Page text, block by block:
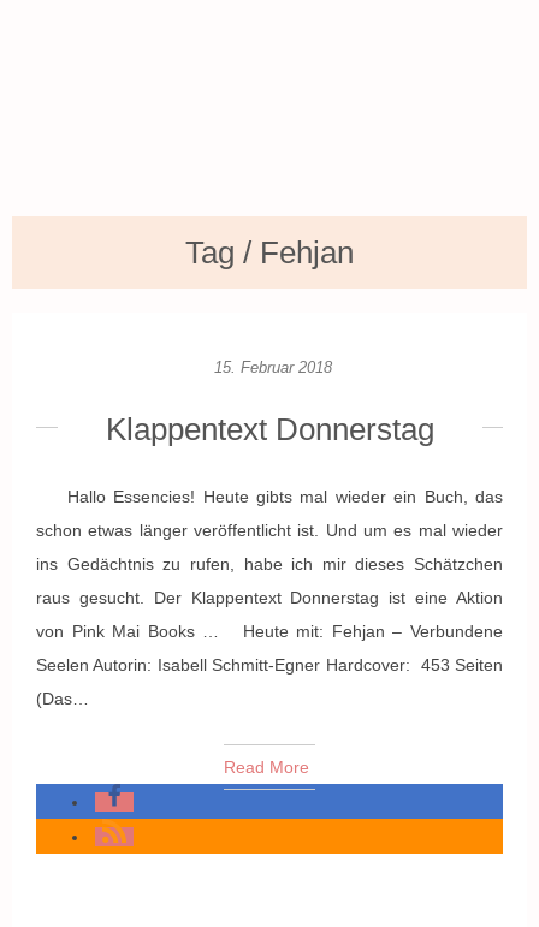
Tag / Fehjan
15. Februar 2018
Klappentext Donnerstag
Hallo Essencies! Heute gibts mal wieder ein Buch, das
schon etwas länger veröffentlicht ist. Und um es mal wieder
ins Gedächtnis zu rufen, habe ich mir dieses Schätzchen
raus gesucht. Der Klappentext Donnerstag ist eine Aktion
von Pink Mai Books … Heute mit: Fehjan – Verbundene
Seelen Autorin: Isabell Schmitt-Egner Hardcover: 453 Seiten
(Das…
Read More